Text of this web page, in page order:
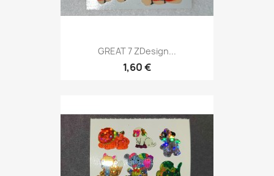
GREAT 7 ZDesign...
1,60 €